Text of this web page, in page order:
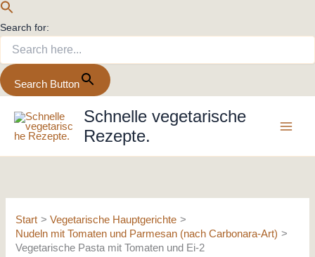
Search for:
Search Button
Inhalt
springen
Schnelle vegetarische
Rezepte.
Start
Vegetarische Hauptgerichte
Nudeln mit Tomaten und Parmesan (nach Carbonara-Art)
Vegetarische Pasta mit Tomaten und Ei-2